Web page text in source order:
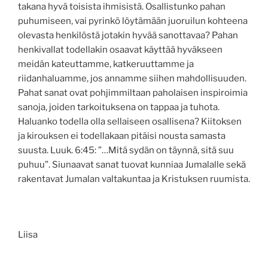
takana hyvä toisista ihmisistä. Osallistunko pahan
puhumiseen, vai pyrinkö löytämään juoruilun kohteena
olevasta henkilöstä jotakin hyvää sanottavaa? Pahan
henkivallat todellakin osaavat käyttää hyväkseen
meidän kateuttamme, katkeruuttamme ja
riidanhaluamme, jos annamme siihen mahdollisuuden.
Pahat sanat ovat pohjimmiltaan paholaisen inspiroimia
sanoja, joiden tarkoituksena on tappaa ja tuhota.
Haluanko todella olla sellaiseen osallisena? Kiitoksen
ja kirouksen ei todellakaan pitäisi nousta samasta
suusta. Luuk. 6:45: ”…Mitä sydän on täynnä, sitä suu
puhuu”. Siunaavat sanat tuovat kunniaa Jumalalle sekä
rakentavat Jumalan valtakuntaa ja Kristuksen ruumista.
Liisa